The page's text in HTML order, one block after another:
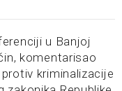
u Banjoj
komentarisao
kriminalizacije